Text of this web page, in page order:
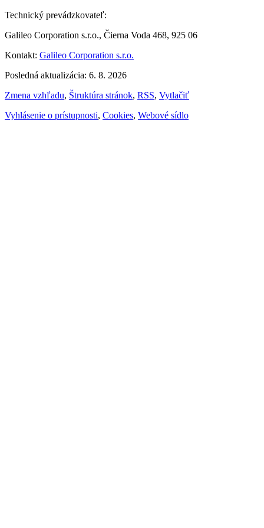
Technický prevádzkovateľ:
Galileo Corporation s.r.o., Čierna Voda 468, 925 06
Kontakt: Galileo Corporation s.r.o.
Posledná aktualizácia: 6. 8. 2026
Zmena vzhľadu, Štruktúra stránok, RSS, Vytlačiť
Vyhlásenie o prístupnosti, Cookies, Webové sídlo